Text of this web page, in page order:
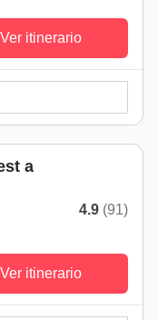
Ver itinerario
a
4.9 (91)
Ver itinerario